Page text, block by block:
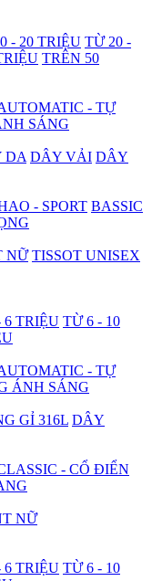
- 20 TRIỆU TỪ 20 -
TRÊN 50
- TỰ
SÁNG
DA DÂY VẢI DÂY
- SPORT BASSIC
NỮ TISSOT UNISEX
6 TRIỆU TỪ 6 - 10
- TỰ
ÁNH SÁNG
GỈ 316L DÂY
- CỔ ĐIỂN
NỮ
6 TRIỆU TỪ 6 - 10